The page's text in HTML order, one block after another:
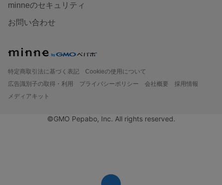
minneのセキュリティ
お問い合わせ
特定商取引法に基づく表記
Cookieの使用について
広告識別子の取得・利用
プライバシーポリシー 会社概要
採用情報
メディアキット
©GMO Pepabo, Inc. All rights reserved.